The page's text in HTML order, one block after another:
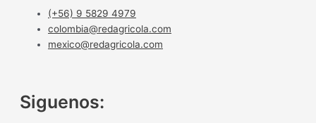
(+56) 9 5829 4979
colombia@redagricola.com
mexico@redagricola.com
Siguenos: